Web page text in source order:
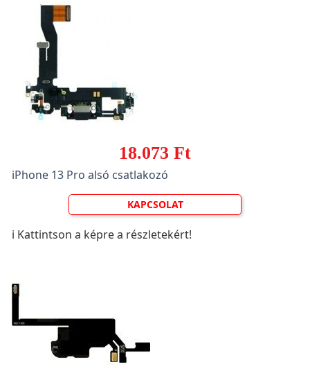
18.073 Ft
iPhone 13 Pro alsó csatlakozó
KAPCSOLAT
ℹ️ Kattintson a képre a részletekért!